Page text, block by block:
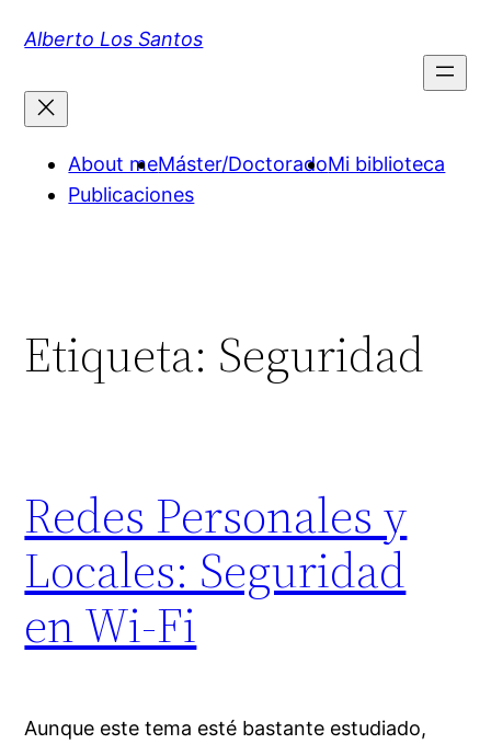
Alberto Los Santos
About meMáster/DoctoradoMi biblioteca
Publicaciones
Etiqueta: Seguridad
Redes Personales y
Locales: Seguridad
en Wi-Fi
Aunque este tema esté bastante estudiado,